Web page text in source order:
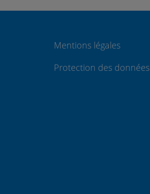
Mentions légales
Protection des données